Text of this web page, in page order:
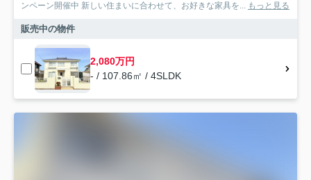
ンペーン開催中 新しい住まいに合わせて、お好きな家具を... もっと見る
販売中の物件
2,080万円
- / 107.86㎡ / 4SLDK